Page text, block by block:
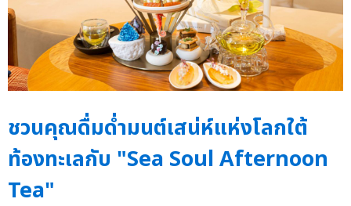
ชวนคุณดื่มด่ำมนต์เสน่ห์แห่งโลกใต้
ท้องทะเลกับ "Sea Soul Afternoon
Tea"